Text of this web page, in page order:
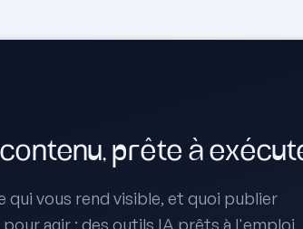
prête à
qui vous rend visible, et quoi publier
agir : des outils IA prêts à l'emploi